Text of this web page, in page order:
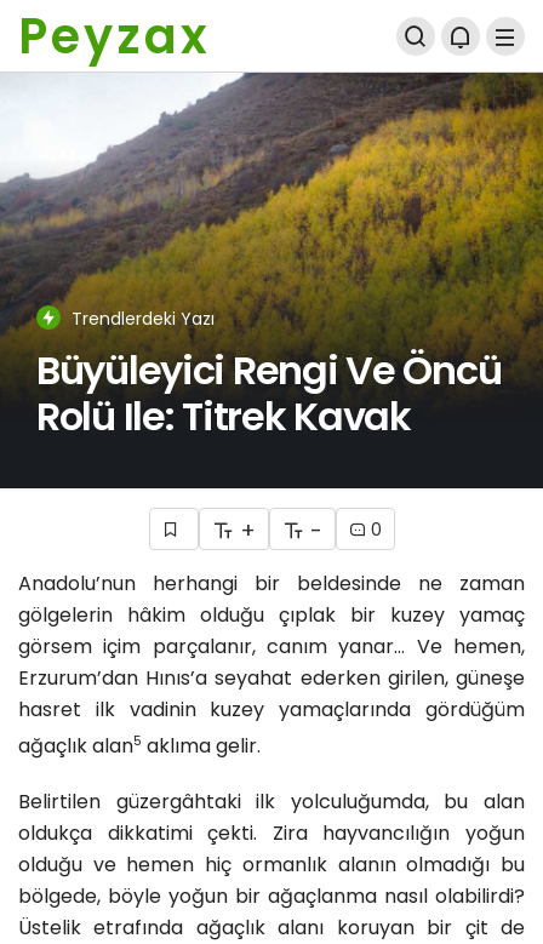
Peyzax
Trendlerdeki Yazı
Büyüleyici Rengi Ve Öncü
Rolü Ile: Titrek Kavak
+ - 0
Anadolu’nun herhangi bir beldesinde ne zaman
gölgelerin hâkim olduğu çıplak bir kuzey yamaç
görsem içim parçalanır, canım yanar… Ve hemen,
Erzurum’dan Hınıs’a seyahat ederken girilen, güneşe
hasret ilk vadinin kuzey yamaçlarında gördüğüm
ağaçlık alan5 aklıma gelir.
Belirtilen güzergâhtaki ilk yolculuğumda, bu alan
oldukça dikkatimi çekti. Zira hayvancılığın yoğun
olduğu ve hemen hiç ormanlık alanın olmadığı bu
bölgede, böyle yoğun bir ağaçlanma nasıl olabilirdi?
Üstelik etrafında ağaçlık alanı koruyan bir çit de